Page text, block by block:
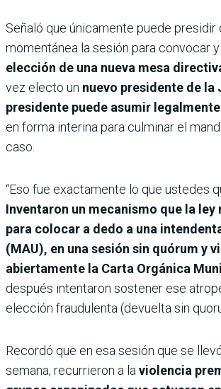
Señaló que únicamente puede presidir
momentánea la sesión para convocar
elección de una nueva mesa
vez electo un nuevo presidente de la
presidente puede asumir
en forma interina para culminar el
caso.
“Eso fue exactamente lo que ustedes
Inventaron un mecanismo que la ley
para colocar a dedo a una
(MAU), en una sesión sin quórum y
abiertamente la Carta Orgánica
después intentaron sostener ese
elección fraudulenta (devuelta sin
Recordó que en esa sesión que se
semana, recurrieron a la violencia